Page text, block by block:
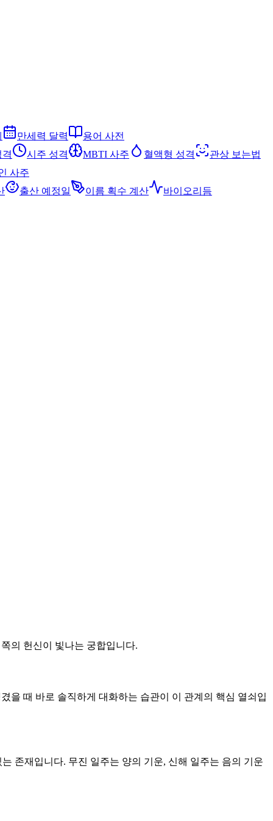
만세력 달력
용어 사전
격 시주 성격 MBTI 사주 혈액형 성격
관상 보는법
사주
출산 예정일 이름 획수 계산
바이오리듬
의 헌신이 빛나는 궁합입니다.
을 때 바로 솔직하게 대화하는 습관이 이 관계의 핵심 열쇠입
존재입니다. 무진 일주는 양의 기운, 신해 일주는 음의 기운